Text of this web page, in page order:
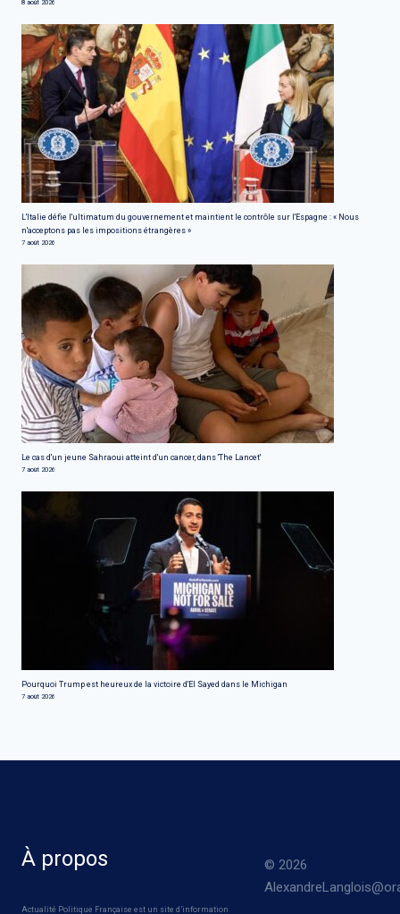
8 août 2026
L'Italie défie l'ultimatum du gouvernement et maintient le contrôle sur l'Espagne : « Nous
n'acceptons pas les impositions étrangères »
7 août 2026
Le cas d'un jeune Sahraoui atteint d'un cancer, dans 'The Lancet'
7 août 2026
Pourquoi Trump est heureux de la victoire d'El Sayed dans le Michigan
7 août 2026
À propos
Actualité Politique Française est un site d’information
© 2026